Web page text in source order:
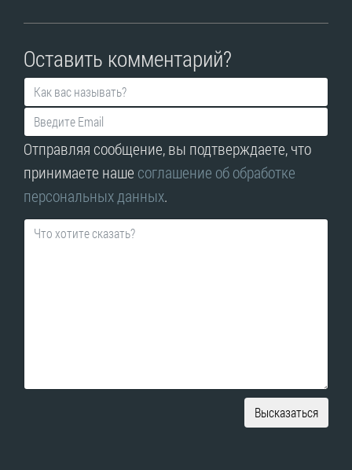
Оставить комментарий?
Отправляя сообщение, вы подтверждаете, что
принимаете наше соглашение об обработке
персональных данных.
Высказаться